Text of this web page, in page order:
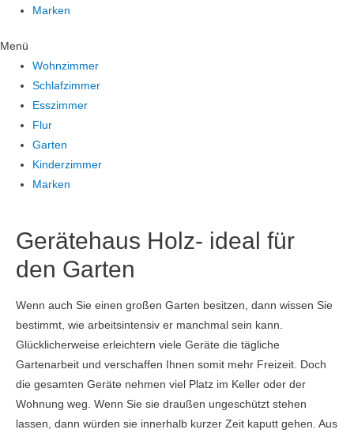
Marken
Menü
Wohnzimmer
Schlafzimmer
Esszimmer
Flur
Garten
Kinderzimmer
Marken
Gerätehaus Holz- ideal für
den Garten
Wenn auch Sie einen großen Garten besitzen, dann wissen Sie
bestimmt, wie arbeitsintensiv er manchmal sein kann.
Glücklicherweise erleichtern viele Geräte die tägliche
Gartenarbeit und verschaffen Ihnen somit mehr Freizeit. Doch
die gesamten Geräte nehmen viel Platz im Keller oder der
Wohnung weg. Wenn Sie sie draußen ungeschützt stehen
lassen, dann würden sie innerhalb kurzer Zeit kaputt gehen. Aus